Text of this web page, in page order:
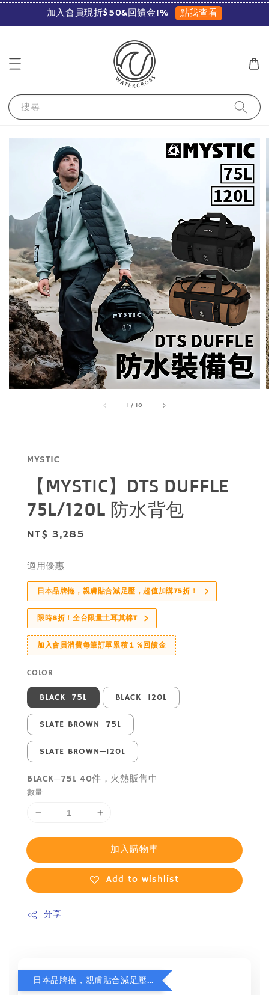
加入會員現折$50&回饋金1% 點我查看
搜尋
1 / 10
MYSTIC
【MYSTIC】DTS DUFFLE
75L/120L 防水背包
Regular
NT$ 3,285
適用優惠
日本品牌拖，親膚貼合減足壓，超值加購75折！
限時8折！全台限量土耳其棉T
加入會員消費每筆訂單累積１％回饋金
COLOR
BLACK─75L BLACK─120L
SLATE BROWN─75L
SLATE BROWN─120L
BLACK─75L 40件，火熱販售中
數量
加入購物車
Add to wishlist
分享
日本品牌拖，親膚貼合減足壓，超值加購75折！